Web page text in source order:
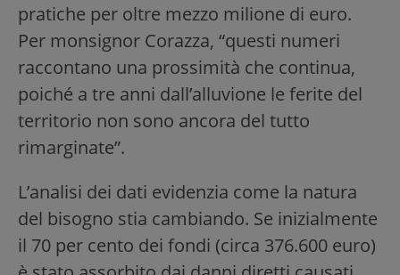
pratiche per oltre mezzo milione di euro.
Per monsignor Corazza, “questi numeri
raccontano una prossimità che continua,
poiché a tre anni dall’alluvione le ferite del
territorio non sono ancora del tutto
rimarginate”.
L’analisi dei dati evidenzia come la natura
del bisogno stia cambiando. Se inizialmente
il 70 per cento dei fondi (circa 376.600 euro)